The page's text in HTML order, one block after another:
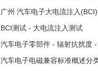
广州 汽车电子大电流注入
BCI测试 - 大电流注入测试
汽车电子零部件 - 辐射抗扰度
汽车电子电磁兼容标准概述分